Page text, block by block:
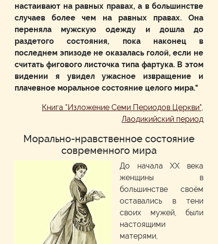
настаивают на равных правах, а в большинстве
случаев более чем на равных правах. Она
переняла мужскую одежду и дошла до
раздетого состояния, пока наконец в
последнем эпизоде не оказалась голой, если не
считать фигового листочка типа фартука. В этом
видении я увидел ужасное извращение и
плачевное моральное состояние целого мира."
Книга "Изложение Семи Периодов Церкви",
Лаодикийский период
Морально-нравственное состояние
современного мира
До начала XX века
женщины в
большинстве своём
оставались в тени
своих мужей, были
настоящими
матерями,